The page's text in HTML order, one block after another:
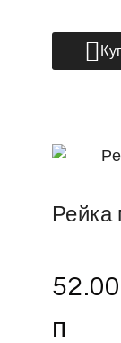
Рейка
52.00
п